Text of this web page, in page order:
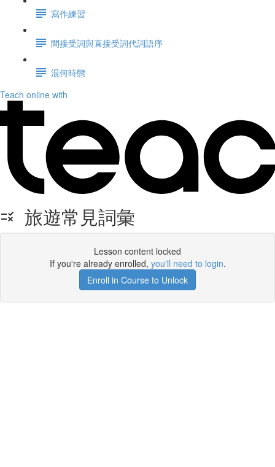
寫作練習
間接受詞與直接受詞代詞語序
混何時態
Teach online with
旅遊常見詞彙
Lesson content locked
If you're already enrolled, you'll need to login.
Enroll in Course to Unlock